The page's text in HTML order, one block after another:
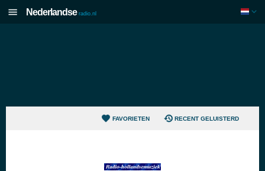
Nederlandse radio.nl
FAVORIETEN RECENT GELUISTERD